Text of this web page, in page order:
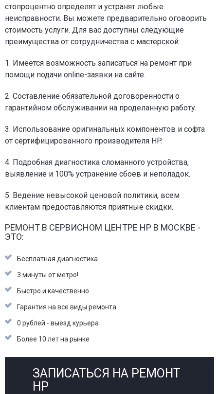
стопроцентно определят и устранят любые
неисправности. Вы можете предварительно оговорить
стоимость услуги. Для вас доступны следующие
преимущества от сотрудничества с мастерской:
1. Имеется возможность записаться на ремонт при
помощи подачи online-заявки на сайте.
2. Составление обязательной договоренности о
гарантийном обслуживании на проделанную работу.
3. Использование оригинальных компонентов и софта
от сертифицированного производителя HP.
4. Подробная диагностика сломанного устройства,
выявление и 100% устранение сбоев и неполадок.
5. Ведение невысокой ценовой политики, всем
клиентам предоставляются приятные скидки.
РЕМОНТ В СЕРВИСНОМ ЦЕНТРЕ HP В МОСКВЕ -
ЭТО:
Бесплатная диагностика
3 минуты от метро!
Быстро и качественно
Гарантия на все виды ремонта
0 рублей - выезд курьера
Более 10 лет на рынке
ЗАПИСАТЬСЯ НА РЕМОНТ
HP